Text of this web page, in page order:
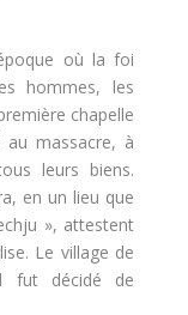
où la foi
hommes, les
chapelle
au massacre, à
leurs biens.
en un lieu que
», attestent
Le village de
fut décidé de